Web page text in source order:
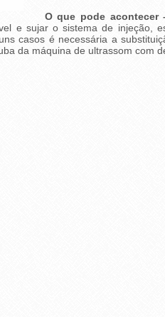
O que pode acontecer
e sujar o sistema de injeção,
casos é necessária a
da máquina de ultrassom com